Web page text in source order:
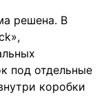
решена. В
под отдельные
коробки